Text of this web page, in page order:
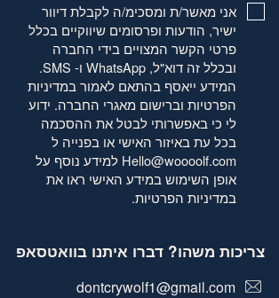
אני מאשר/ת ומסכימ/ה לקבלת דיוור
ישיר, הודעות ופרסומים שיווקיים בכלל
פרטי הקשר המצויים בידי החברה
ובכלל זה דוא"ל, WhatsApp ו- SMS.
המידע ייאסף בהתאם לאמורבמדיניות
הפרטיותוברישום מאגרי החברה. ידוע
לי כי באפשרותי לבטל את ההסכמה
בכל עת באיזור האישי או בפנייה ל
Hello@woooolf.com למידע נוסף על
אופן השימוש במידע האישי ראו את
במדיניות הפרטיות.
צריכות משהו? דברו איתנו בוואטסאפ
dontcrywolf1@gmail.com